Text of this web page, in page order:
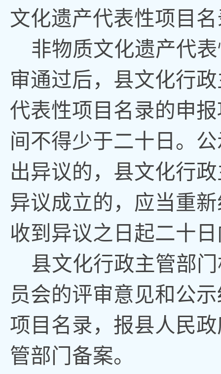
文化遗产代表性项目
非物质文化遗产代
审通过后， 县文化行政
代表性项目名录的申
间不得少于二十 日 。
出异议的 ， 县文化行
异议成立的 ， 应当重
收到异议之日起二十
县文化行政主管部
员会的评审意见和公
项目名录，报县人民
管部门备案。